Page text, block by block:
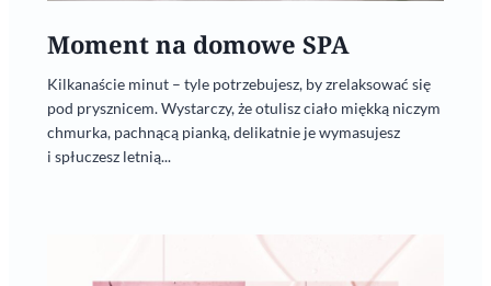
Moment na domowe SPA
Kilkanaście minut – tyle potrzebujesz, by zrelaksować się
pod prysznicem. Wystarczy, że otulisz ciało miękką niczym
chmurka, pachnącą pianką, delikatnie je wymasujesz
i spłuczesz letnią...